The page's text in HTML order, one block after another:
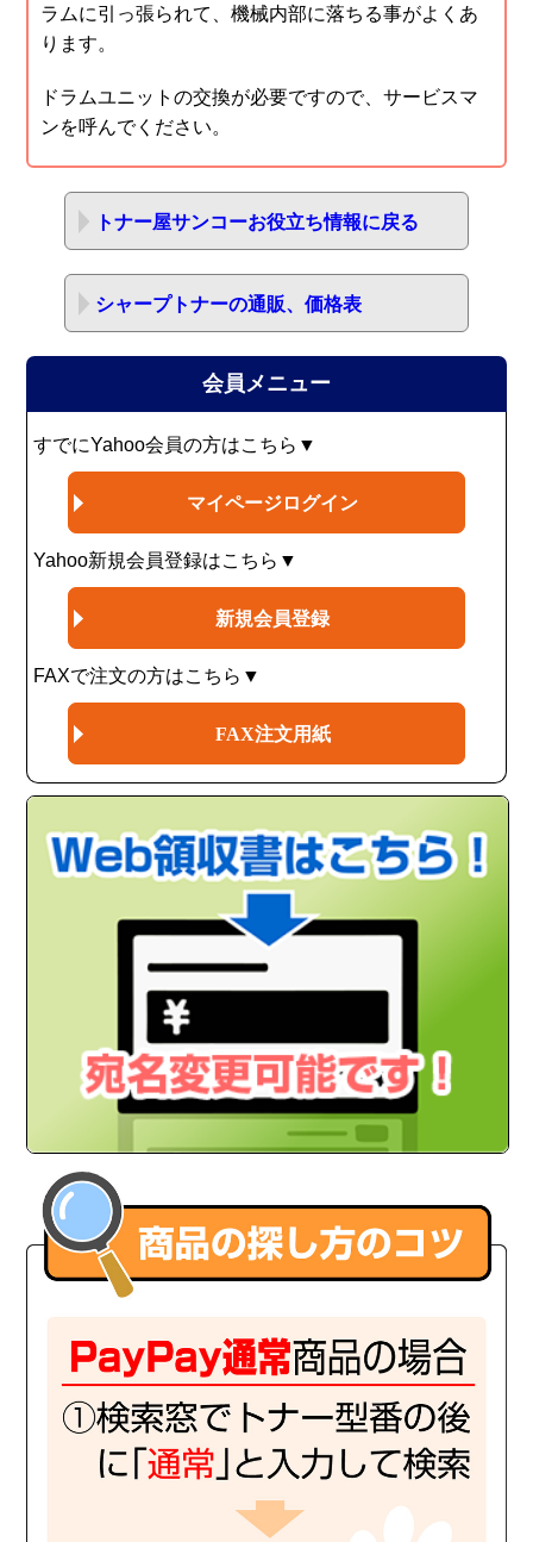
会員メニュー
すでにYahoo会員の方はこちら▼
マイページログイン
Yahoo新規会員登録はこちら▼
新規会員登録
FAXで注文の方はこちら▼
FAX注文用紙
ラムに引っ張られて、機械内部に落ちる事がよくあ
ります。
ドラムユニットの交換が必要ですので、サービスマ
ンを呼んでください。
トナー屋サンコーお役立ち情報に戻る
シャープトナーの通販、価格表